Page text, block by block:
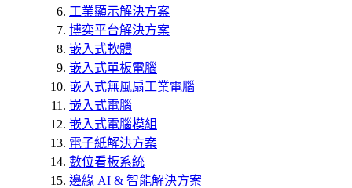
工業顯示解決方案
博奕平台解決方案
嵌入式軟體
嵌入式單板電腦
嵌入式無風扇工業電腦
嵌入式電腦
嵌入式電腦模組
電子紙解決方案
數位看板系統
邊緣 AI & 智能解決方案